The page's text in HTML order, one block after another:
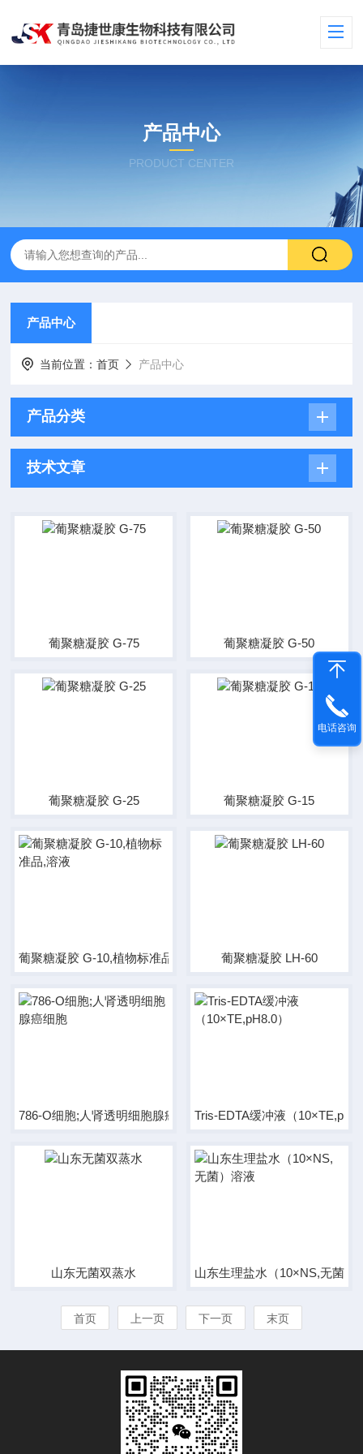
产品中心
PRODUCT CENTER
产品中心
当前位置：首页 产品中心
产品分类
技术文章
葡聚糖凝胶 G-75 葡聚糖凝胶 G-50
葡聚糖凝胶 G-25 葡聚糖凝胶 G-15
葡聚糖凝胶 G-10,植物标准品,溶液 葡聚糖凝胶 LH-60
786-O细胞;人肾透明细胞腺癌细胞Tris-EDTA缓冲液（
山东无菌双蒸水 山东生理盐水（10×NS,无菌）
首页 上一页 下一页 末页
电话咨询